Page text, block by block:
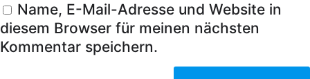
Name, E-Mail-Adresse und Website in
diesem Browser für meinen nächsten
Kommentar speichern.